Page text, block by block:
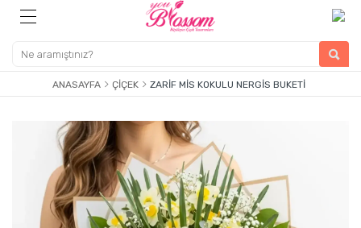
ANASAYFA ÇIÇEK ZARIF MIS KOKULU NERGIS BUKETI